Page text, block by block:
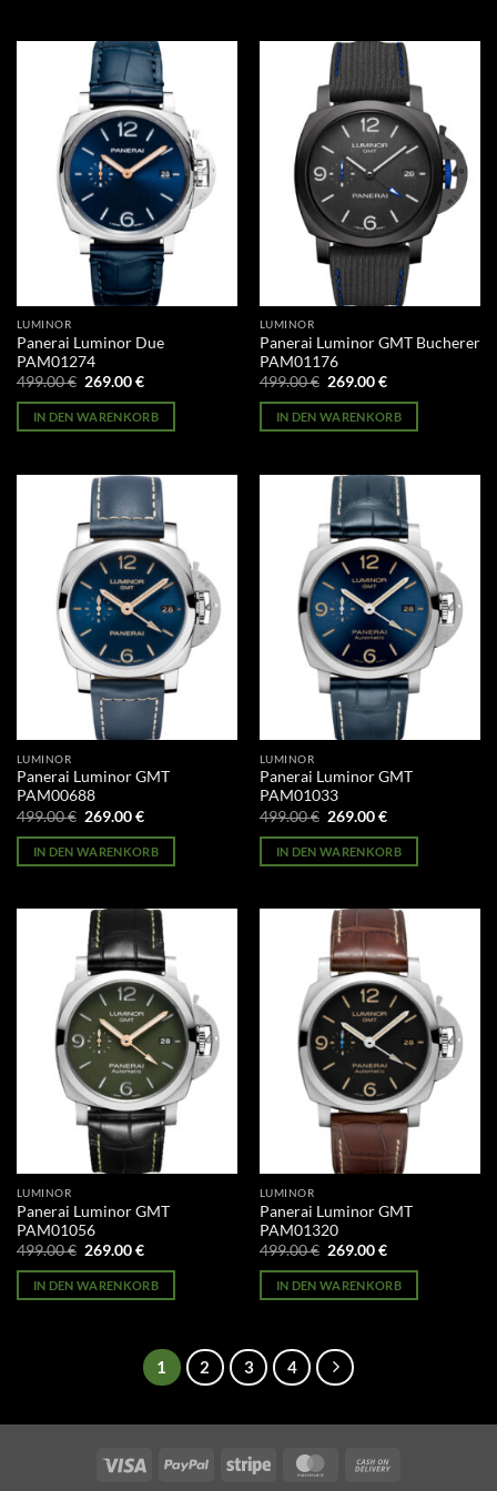
LUMINOR
Panerai Luminor Due
PAM01274
499.00€ Ursprünglicher
war:
499.00 €
269.00€Aktueller
ist:
269.00 €.
IN DEN WARENKORB
LUMINOR
Panerai Luminor GMT Bucherer
PAM01176
499.00€ Ursprünglicher
war:
499.00 €
269.00€Aktueller
ist:
269.00 €.
IN DEN WARENKORB
LUMINOR
Panerai Luminor GMT
PAM00688
499.00€ Ursprünglicher
war:
499.00 €
269.00€Aktueller
ist:
269.00 €.
IN DEN WARENKORB
LUMINOR
Panerai Luminor GMT
PAM01033
499.00€ Ursprünglicher
war:
499.00 €
269.00€Aktueller
ist:
269.00 €.
IN DEN WARENKORB
LUMINOR
Panerai Luminor GMT
PAM01056
499.00€ Ursprünglicher
war:
499.00 €
269.00€Aktueller
ist:
269.00 €.
IN DEN WARENKORB
LUMINOR
Panerai Luminor GMT
PAM01320
499.00€ Ursprünglicher
war:
499.00 €
269.00€Aktueller
ist:
269.00 €.
IN DEN WARENKORB
1 2 3 4
Visa PayPal Stripe MasterCard